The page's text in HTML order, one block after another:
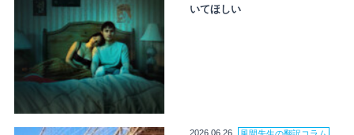
いてほしい
2026.06.26